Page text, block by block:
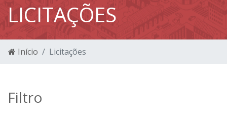
LICITAÇÕES
Início Licitações
Filtro